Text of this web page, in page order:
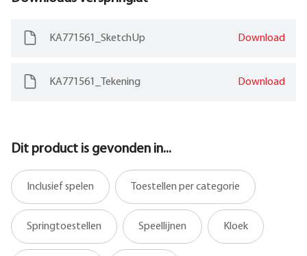
KA771561_SketchUp Download
KA771561_Tekening Download
Dit product is gevonden in...
Inclusief spelen Toestellen per categorie
Springtoestellen Speellijnen Kloek